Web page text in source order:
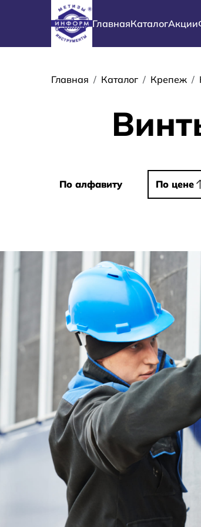
Перейти к основному содержанию
Основная навигация
ГлавнаяКаталогАкции
Строка
Главная Каталог Крепеж
По алфавиту
По алфавиту По цене
По цене